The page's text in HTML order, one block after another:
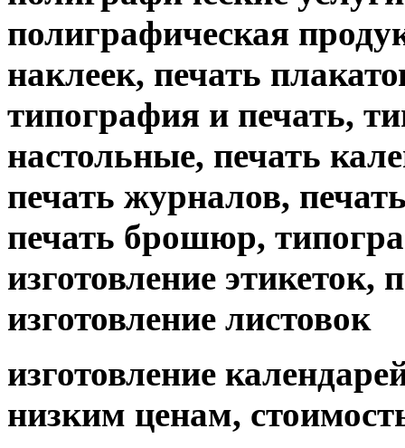
полиграфическая
наклеек, печать
типография и печать,
настольные, печать
печать журналов,
печать брошюр,
изготовление этикеток,
изготовление листовок
изготовление
низким ценам,